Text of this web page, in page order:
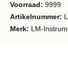
Voorraad: 9999
Artikelnummer:
Merk: LM-